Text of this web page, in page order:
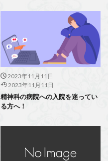
2023年11月11日
2023年11月11日
精神科の病院への入院を迷ってい
る方へ！